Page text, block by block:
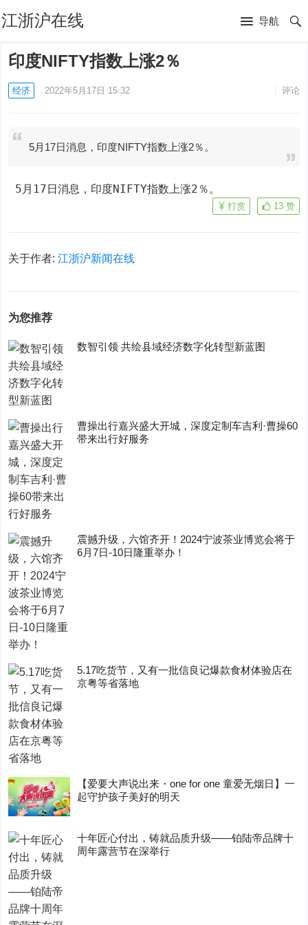
江浙沪在线 导航
印度NIFTY指数上涨2％
经济 2022年5月17日 15:32 评论
5月17日消息，印度NIFTY指数上涨2％。
5月17日消息，印度NIFTY指数上涨2％。
13 赞
打赏
关于作者:江浙沪新闻在线
为您推荐
数智引领 共绘县域经济数字化转型新蓝图
曹操出行嘉兴盛大开城，深度定制车吉利·曹操60
带来出行好服务
震撼升级，六馆齐开！2024宁波茶业博览会将于
6月7日-10日隆重举办！
5.17吃货节，又有一批信良记爆款食材体验店在
京粤等省落地
【爱要大声说出来・one for one 童爱无烟日】一
起守护孩子美好的明天
十年匠心付出，铸就品质升级——铂陆帝品牌十
周年露营节在深举行